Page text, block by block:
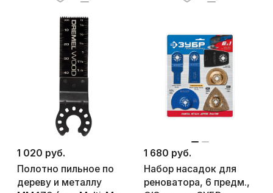
1 020 руб.
Полотно пильное по
дереву и металлу
1 680 руб.
Набор насадок для
реноватора, 6 предм.,